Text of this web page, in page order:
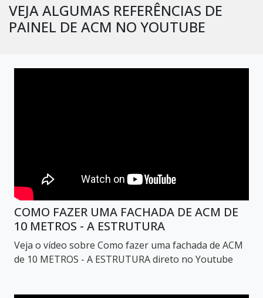
VEJA ALGUMAS REFERÊNCIAS DE
PAINEL DE ACM NO YOUTUBE
COMO FAZER UMA FACHADA DE ACM DE
10 METROS - A ESTRUTURA
Veja o vídeo sobre Como fazer uma fachada de ACM
de 10 METROS - A ESTRUTURA direto no Youtube